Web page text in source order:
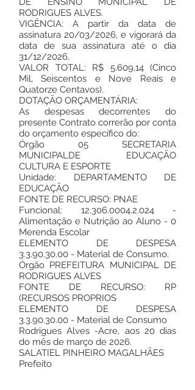
RODRIGUES ALVES.
VIGÊNCIA: A partir da data de
assinatura 20/03/2026, e vigorará da
data de sua assinatura até o dia
31/12/2026.
VALOR TOTAL: R$ 5.609,14 (Cinco
Mil, Seiscentos e Nove Reais e
Quatorze Centavos).
DOTAÇÃO ORÇAMENTÁRIA:
As despesas decorrentes do
presente Contrato correrão por conta
do orçamento específico do:
Órgão 05 SECRETARIA
MUNICIPALDE EDUCAÇÃO
CULTURA E ESPORTE
Unidade: DEPARTAMENTO DE
EDUCAÇÃO
FONTE DE RECURSO: PNAE
Funcional: 12.306.0004.2.024-
Alimentação e Nutrição ao Aluno - 0
Merenda Escolar
ELEMENTO DE DESPESA
3.3.90.30.00 - Material de Consumo.
Órgão PREFEITURA MUNICIPAL DE
RODRIGUES ALVES
FONTE DE RECURSO: RP
(RECURSOS PROPRIOS
ELEMENTO DE DESPESA
3.3.90.30.00 - Material de Consumo
Rodrigues Alves -Acre, aos 20 dias
do mês de março de 2026.
SALATIEL PINHEIRO MAGALHÃES
Prefeito